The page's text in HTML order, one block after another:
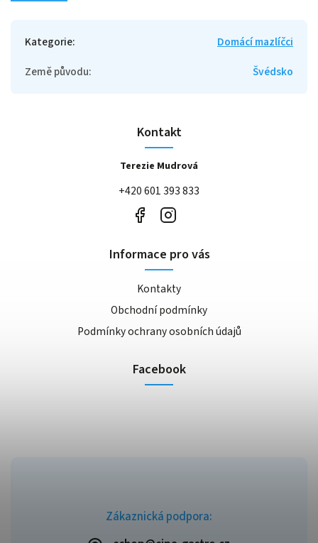
Kategorie:
Domácí mazlíčci
Země původu: Švédsko
Zákaznická podpora:
Kontakt
Terezie Mudrová
+420 601 393 833
Informace pro vás
Kontakty
Obchodní podmínky
Podmínky ochrany osobních údajů
Facebook